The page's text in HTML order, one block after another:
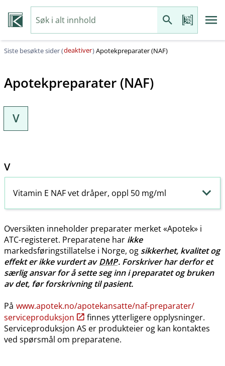
Siste besøkte sider (deaktiver)Apotekpreparater (NAF)
Apotekpreparater (NAF)
V
V
Vitamin E NAF vet dråper, oppl 50 mg/ml
Oversikten inneholder preparater merket «Apotek» i
ATC-registeret. Preparatene har ikke
markedsføringstillatelse i Norge, og sikkerhet, kvalitet og
effekt er ikke vurdert avDMP. Forskriver har derfor et
særlig ansvar for å sette seg inn i preparatet og bruken
av det, før forskrivning til pasient.
På www.apotek.no​/​apotekansatte​/​naf-preparater​/​
serviceproduksjon
finnes ytterligere opplysninger.
Serviceproduksjon AS er produkteier og kan kontaktes
ved spørsmål om preparatene.